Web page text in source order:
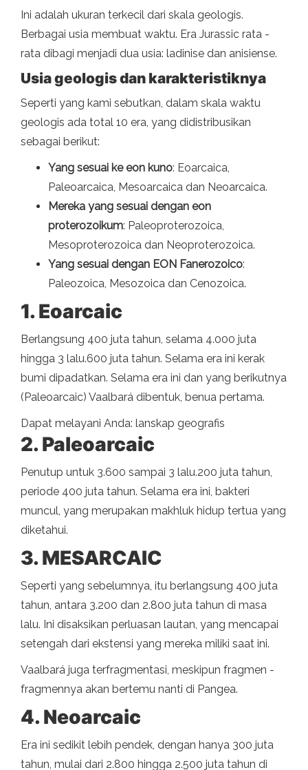
Ini adalah ukuran terkecil dari skala geologis.
Berbagai usia membuat waktu. Era Jurassic rata -
rata dibagi menjadi dua usia: ladinise dan anisiense.
Usia geologis dan karakteristiknya
Seperti yang kami sebutkan, dalam skala waktu
geologis ada total 10 era, yang didistribusikan
sebagai berikut:
Yang sesuai ke eon kuno: Eoarcaica,
Paleoarcaica, Mesoarcaica dan Neoarcaica.
Mereka yang sesuai dengan eon
proterozoikum: Paleoproterozoica,
Mesoproterozoica dan Neoproterozoica.
Yang sesuai dengan EON Fanerozoico:
Paleozoica, Mesozoica dan Cenozoica.
1. Eoarcaic
Berlangsung 400 juta tahun, selama 4.000 juta
hingga 3 lalu.600 juta tahun. Selama era ini kerak
bumi dipadatkan. Selama era ini dan yang berikutnya
(Paleoarcaic) Vaalbará dibentuk, benua pertama.
Dapat melayani Anda: lanskap geografis
2. Paleoarcaic
Penutup untuk 3.600 sampai 3 lalu.200 juta tahun,
periode 400 juta tahun. Selama era ini, bakteri
muncul, yang merupakan makhluk hidup tertua yang
diketahui.
3. MESARCAIC
Seperti yang sebelumnya, itu berlangsung 400 juta
tahun, antara 3.200 dan 2.800 juta tahun di masa
lalu. Ini disaksikan perluasan lautan, yang mencapai
setengah dari ekstensi yang mereka miliki saat ini.
Vaalbará juga terfragmentasi, meskipun fragmen -
fragmennya akan bertemu nanti di Pangea.
4. Neoarcaic
Era ini sedikit lebih pendek, dengan hanya 300 juta
tahun, mulai dari 2.800 hingga 2.500 juta tahun di